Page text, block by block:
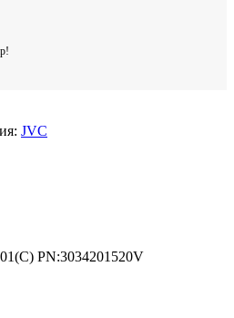
JVC
PN:3034201520V